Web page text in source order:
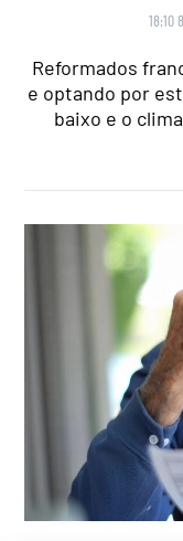
18:10
Reformados
e optando por
baixo e o